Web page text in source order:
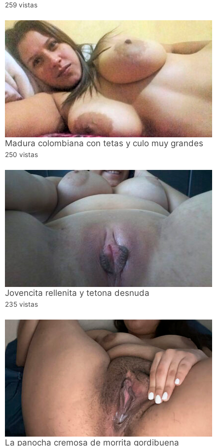
259 vistas
Madura colombiana con tetas y culo muy grandes
250 vistas
Jovencita rellenita y tetona desnuda
235 vistas
La panocha cremosa de morrita gordibuena